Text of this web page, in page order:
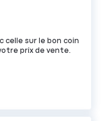
celle sur le bon coin
prix de vente.